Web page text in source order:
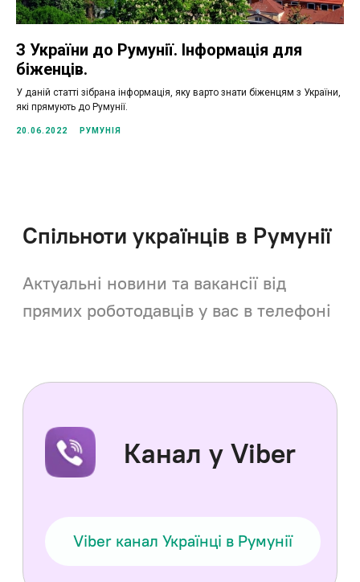
З України до Румунії. Інформація для
біженців.
У даній статті зібрана інформація, яку варто знати біженцям з України,
які прямують до Румунії.
20.06.2022 РУМУНІЯ